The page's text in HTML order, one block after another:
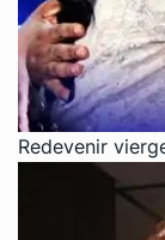
Redevenir